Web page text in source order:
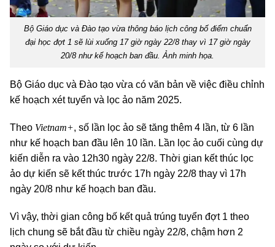
Bộ Giáo dục và Đào tạo vừa thông báo lịch công bố điểm chuẩn
đại học đợt 1 sẽ lùi xuống 17 giờ ngày 22/8 thay vì 17 giờ ngày
20/8 như kế hoạch ban đầu. Ảnh minh họa.
Bộ Giáo dục và Đào tạo vừa có văn bản về việc điều chỉnh
kế hoạch xét tuyển và lọc ảo năm 2025.
Theo Vietnam+, số lần lọc ảo sẽ tăng thêm 4 lần, từ 6 lần
như kế hoạch ban đầu lên 10 lần. Lần lọc ảo cuối cùng dự
kiến diễn ra vào 12h30 ngày 22/8. Thời gian kết thúc lọc
ảo dự kiến sẽ kết thúc trước 17h ngày 22/8 thay vì 17h
ngày 20/8 như kế hoạch ban đầu.
Vì vậy, thời gian công bố kết quả trúng tuyển đợt 1 theo
lịch chung sẽ bắt đầu từ chiều ngày 22/8, chậm hơn 2